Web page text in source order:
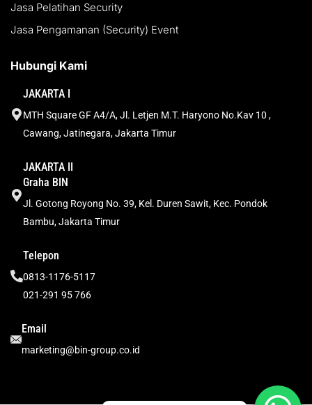
Jasa Pelatihan Security
Jasa Pengamanan (Security) Event
Hubungi Kami
JAKARTA I
MTH Square GF A4/A, Jl. Letjen M.T. Haryono No.Kav 10 ,
Cawang, Jatinegara, Jakarta Timur
JAKARTA II
Graha BIN
Jl. Gotong Royong No. 39, Kel. Duren Sawit, Kec. Pondok
Bambu, Jakarta Timur
Telepon
0813-1176-5117
021-291 95 766
Email
marketing@bin-group.co.id